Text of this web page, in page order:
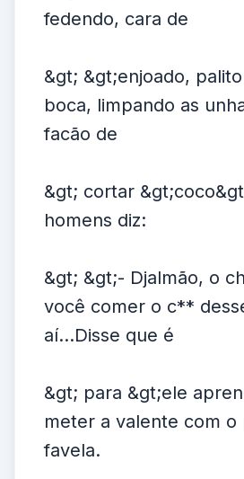
fedendo, cara de
&gt; &gt;enjoado,
boca, limpando as
facão de
&gt; cortar
homens diz:
&gt; &gt;- Djalmão, o
você comer o c**
aí...Disse que é
&gt; para &gt;ele
meter a valente com o
favela.